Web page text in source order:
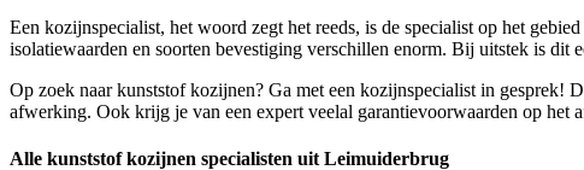
Een kozijnspecialist, het woord zegt het reeds, is de specialist op het
isolatiewaarden en soorten bevestiging verschillen enorm. Bij uitstek is
Op zoek naar kunststof kozijnen? Ga met een kozijnspecialist in gesprek!
afwerking. Ook krijg je van een expert veelal garantievoorwaarden op het
Alle kunststof kozijnen specialisten uit Leimuiderbrug